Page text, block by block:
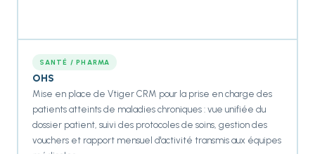
SANTÉ / PHARMA
OHS
Mise en place de Vtiger CRM pour la prise en charge des
patients atteints de maladies chroniques : vue unifiée du
dossier patient, suivi des protocoles de soins, gestion des
vouchers et rapport mensuel d'activité transmis aux équipes